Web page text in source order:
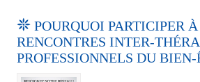
POURQUOI PARTICIPER À
RENCONTRES INTER-
PROFESSIONNELS DU BIEN-